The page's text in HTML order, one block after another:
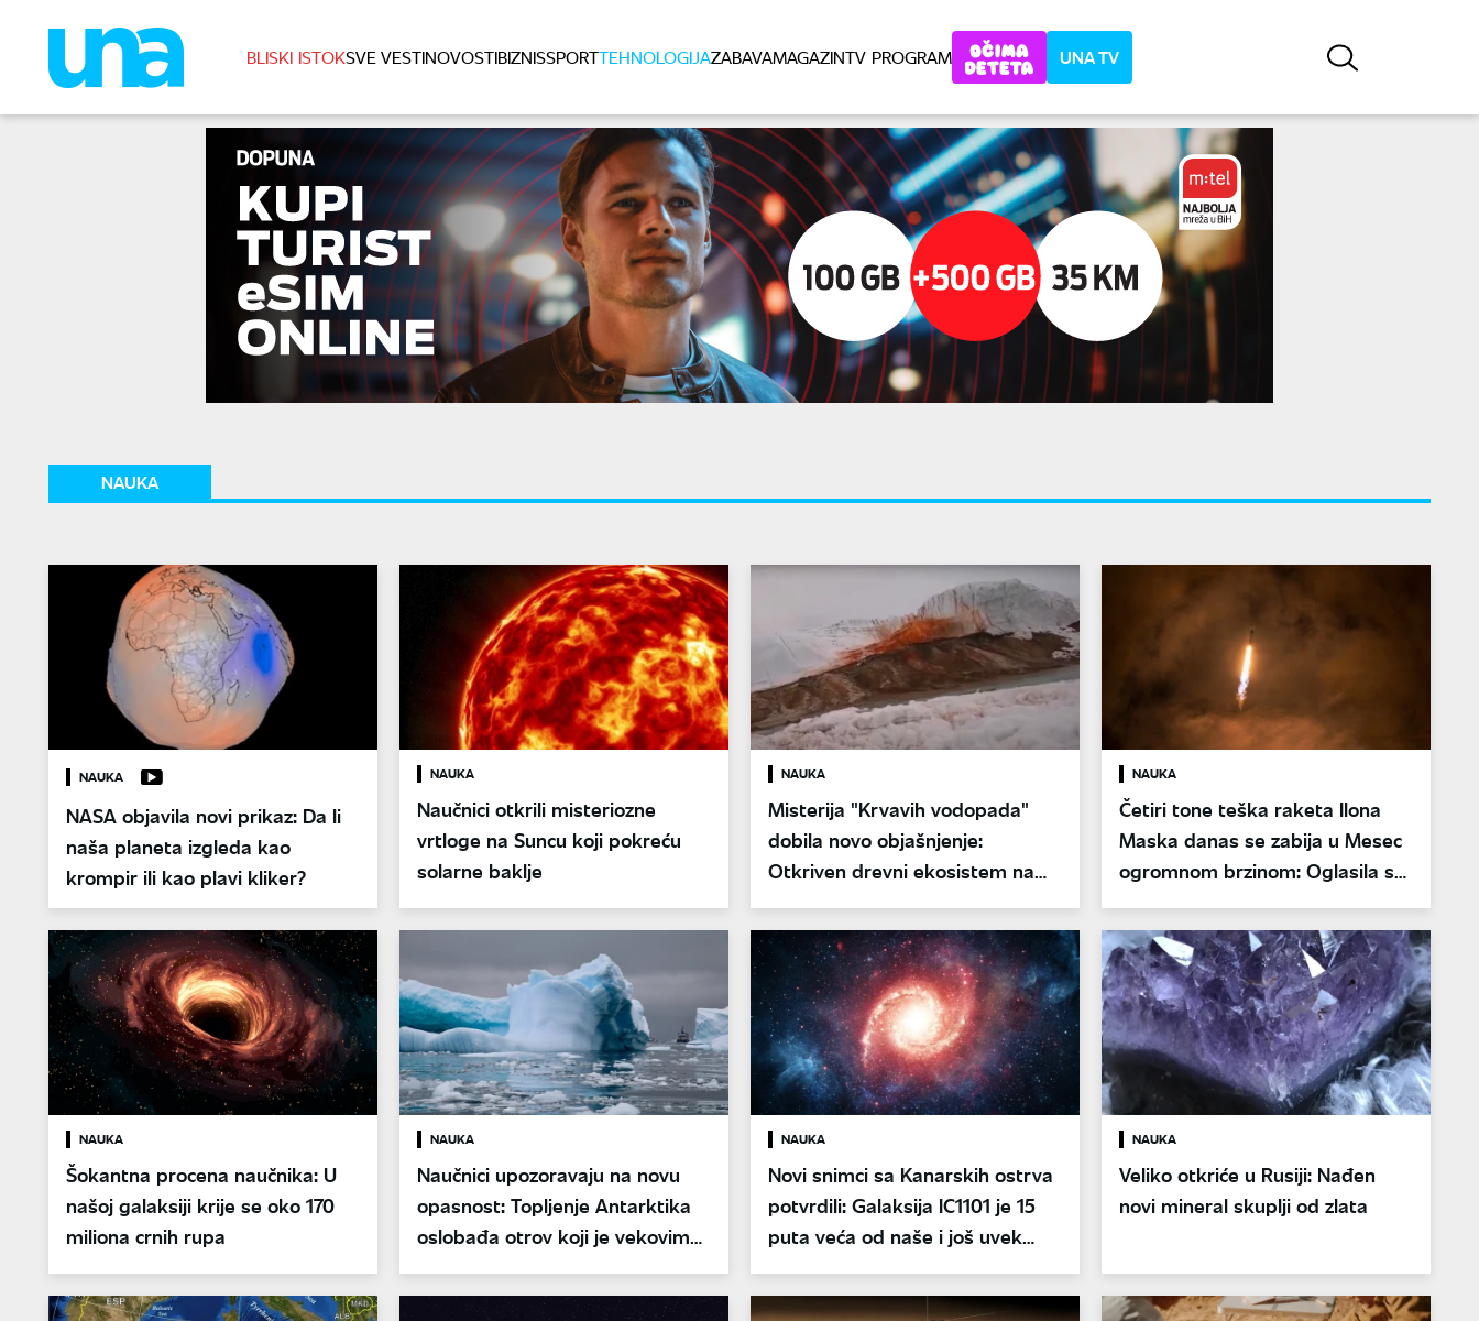
BLISKI ISTOKSVE VESTINOVOSTIBIZNISSPORTTEHNOLOGIJAZABAVAMAGAZINTV PROGRAM UNA TV
NAUKA
NAUKA
NASA objavila novi prikaz: Da li
naša planeta izgleda kao
krompir ili kao plavi kliker?
NAUKA
Naučnici otkrili misteriozne
vrtloge na Suncu koji pokreću
solarne baklje
NAUKA
Misterija "Krvavih vodopada"
dobila novo objašnjenje:
Otkriven drevni ekosistem na
Antarktiku
NAUKA
Četiri tone teška raketa Ilona
Maska danas se zabija u Mesec
ogromnom brzinom: Oglasila se
NASA
NAUKA
Šokantna procena naučnika: U
našoj galaksiji krije se oko 170
miliona crnih rupa
NAUKA
Naučnici upozoravaju na novu
opasnost: Topljenje Antarktika
oslobađa otrov koji je vekovima
bio zarobljen u ledu
NAUKA
Novi snimci sa Kanarskih ostrva
potvrdili: Galaksija IC1101 je 15
puta veća od naše i još uvek
raste
NAUKA
Veliko otkriće u Rusiji: Nađen
novi mineral skuplji od zlata